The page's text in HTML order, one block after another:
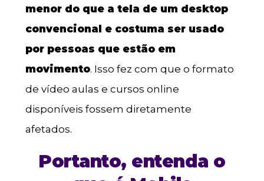
menor do que a tela de um desktop
convencional e costuma ser usado
por pessoas que estão em
movimento. Isso fez com que o formato
de vídeo aulas e cursos online
disponíveis fossem diretamente
afetados.
Portanto, entenda o